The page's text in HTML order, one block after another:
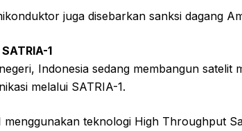
juga disebarkan sanksi dagang
1
Indonesia sedang membangun
melalui SATRIA-1.
menggunakan teknologi High Throughput